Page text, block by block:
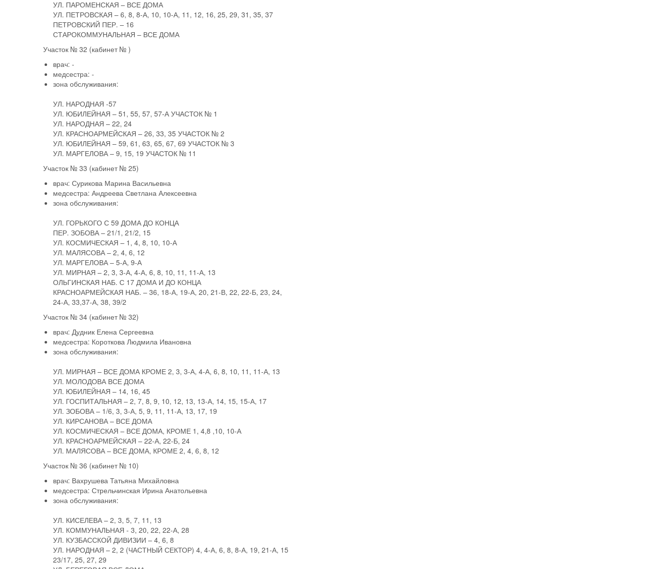
УЛ. ПАРОМЕНСКАЯ – ВСЕ ДОМА
УЛ. ПЕТРОВСКАЯ – 6, 8, 8-А, 10, 10-А, 11, 12, 16, 25, 29, 31, 35, 37
ПЕТРОВСКИЙ ПЕР. – 16
СТАРОКОММУНАЛЬНАЯ – ВСЕ ДОМА
Участок № 32 (кабинет № )
врач: -
медсестра: -
зона обслуживания:
УЛ. НАРОДНАЯ -57
УЛ. ЮБИЛЕЙНАЯ – 51, 55, 57, 57-А УЧАСТОК № 1
УЛ. НАРОДНАЯ – 22, 24
УЛ. КРАСНОАРМЕЙСКАЯ – 26, 33, 35 УЧАСТОК № 2
УЛ. ЮБИЛЕЙНАЯ – 59, 61, 63, 65, 67, 69 УЧАСТОК № 3
УЛ. МАРГЕЛОВА – 9, 15, 19 УЧАСТОК № 11
Участок № 33 (кабинет № 25)
врач: Сурикова Марина Васильевна
медсестра: Андреева Светлана Алексеевна
зона обслуживания:
УЛ. ГОРЬКОГО С 59 ДОМА ДО КОНЦА
ПЕР. ЗОБОВА – 21/1, 21/2, 15
УЛ. КОСМИЧЕСКАЯ – 1, 4, 8, 10, 10-А
УЛ. МАЛЯСОВА – 2, 4, 6, 12
УЛ. МАРГЕЛОВА – 5-А, 9-А
УЛ. МИРНАЯ – 2, 3, 3-А, 4-А, 6, 8, 10, 11, 11-А, 13
ОЛЬГИНСКАЯ НАБ. С 17 ДОМА И ДО КОНЦА
КРАСНОАРМЕЙСКАЯ НАБ. – 36, 18-А, 19-А, 20, 21-В, 22, 22-Б, 23, 24,
24-А, 33,37-А, 38, 39/2
Участок № 34 (кабинет № 32)
врач: Дудник Елена Сергеевна
медсестра: Короткова Людмила Ивановна
зона обслуживания:
УЛ. МИРНАЯ – ВСЕ ДОМА КРОМЕ 2, 3, 3-А, 4-А, 6, 8, 10, 11, 11-А, 13
УЛ. МОЛОДОВА ВСЕ ДОМА
УЛ. ЮБИЛЕЙНАЯ – 14, 16, 45
УЛ. ГОСПИТАЛЬНАЯ – 2, 7, 8, 9, 10, 12, 13, 13-А, 14, 15, 15-А, 17
УЛ. ЗОБОВА – 1/6, 3, 3-А, 5, 9, 11, 11-А, 13, 17, 19
УЛ. КИРСАНОВА – ВСЕ ДОМА
УЛ. КОСМИЧЕСКАЯ – ВСЕ ДОМА, КРОМЕ 1, 4,8 ,10, 10-А
УЛ. КРАСНОАРМЕЙСКАЯ – 22-А, 22-Б, 24
УЛ. МАЛЯСОВА – ВСЕ ДОМА, КРОМЕ 2, 4, 6, 8, 12
Участок № 36 (кабинет № 10)
врач: Вахрушева Татьяна Михайловна
медсестра: Стрельчинская Ирина Анатольевна
зона обслуживания:
УЛ. КИСЕЛЕВА – 2, 3, 5, 7, 11, 13
УЛ. КОММУНАЛЬНАЯ - 3, 20, 22, 22-А, 28
УЛ. КУЗБАССКОЙ ДИВИЗИИ – 4, 6, 8
УЛ. НАРОДНАЯ – 2, 2 (ЧАСТНЫЙ СЕКТОР) 4, 4-А, 6, 8, 8-А, 19, 21-А, 15
23/17, 25, 27, 29